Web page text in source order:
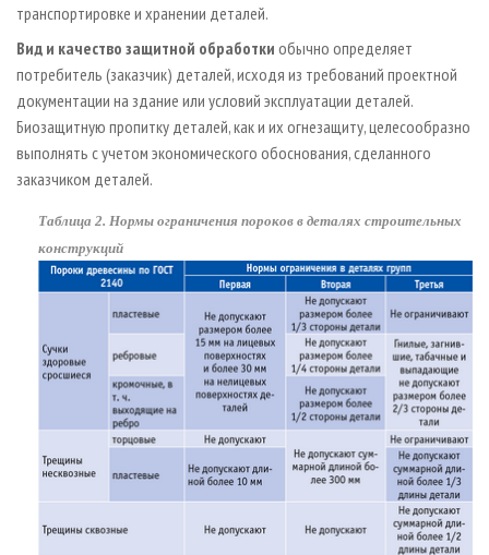
транспортировке и хранении деталей.
Вид и качество защитной обработки обычно определяет
потребитель (заказчик) деталей, исходя из требований проектной
документации на здание или условий эксплуатации деталей.
Биозащитную пропитку деталей, как и их огнезащиту, целесообразно
выполнять с учетом экономического обоснования, сделанного
заказчиком деталей.
Таблица 2. Нормы ограничения пороков в деталях строительных
конструкций